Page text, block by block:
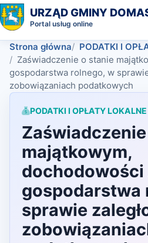
URZĄD GMINY
Portal usług online
Strona główna
PODATKI I
Zaświadczenie o stanie
gospodarstwa rolnego, w
zobowiązaniach podatkowych
PODATKI I OPŁATY LOKALNE
majątkowym,
dochodowości
gospodarstwa
sprawie